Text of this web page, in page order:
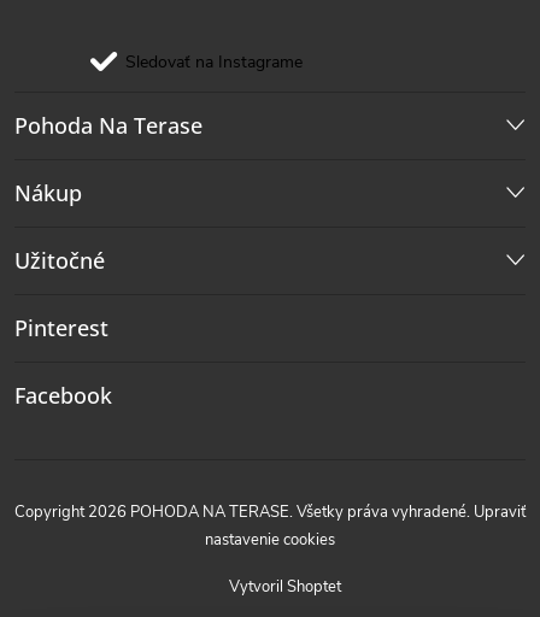
Sledovať na Instagrame
Pohoda Na Terase
Nákup
Užitočné
Pinterest
Facebook
Vytvoril Shoptet
Copyright 2026 POHODA NA TERASE. Všetky práva vyhradené. Upraviť
nastavenie cookies